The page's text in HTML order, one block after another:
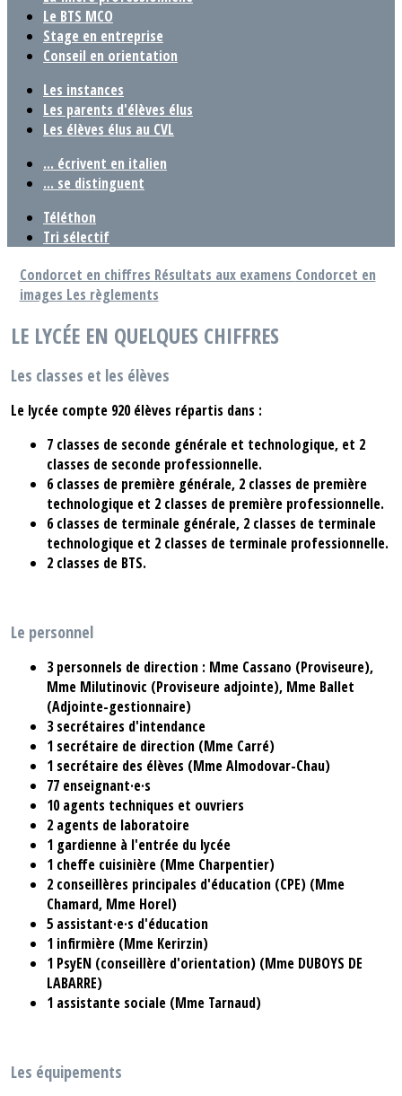
Le BTS MCO
Stage en entreprise
Conseil en orientation
Les instances
Les parents d'élèves élus
Les élèves élus au CVL
... écrivent en italien
... se distinguent
Téléthon
Tri sélectif
Condorcet en chiffres Résultats aux examens Condorcet en
images Les règlements
LE LYCÉE EN QUELQUES CHIFFRES
Les classes et les élèves
Le lycée compte 920élèves répartis dans :
7 classes de seconde générale et technologique, et 2
classes de seconde professionnelle.
6 classes de première générale, 2 classes de première
technologique et 2 classes de première professionnelle.
6 classes de terminale générale, 2 classes de terminale
technologique et 2 classes de terminale professionnelle.
2 classes de BTS.
Le personnel
3 personnels de direction : Mme Cassano (Proviseure),
Mme Milutinovic (Proviseure adjointe), Mme Ballet
(Adjointe-gestionnaire)
3 secrétaires d'intendance
1 secrétaire de direction (Mme Carré)
1 secrétaire des élèves (Mme Almodovar-Chau)
77 enseignant·e·s
10 agents techniques et ouvriers
2 agents de laboratoire
1 gardienne à l'entrée du lycée
1 cheffe cuisinière (Mme Charpentier)
2 conseillères principales d'éducation (CPE) (Mme
Chamard, Mme Horel)
5 assistant·e·s d'éducation
1 infirmière (Mme Kerirzin)
1 PsyEN (conseillère d'orientation) (Mme DUBOYS DE
LABARRE)
1 assistante sociale (Mme Tarnaud)
Les équipements